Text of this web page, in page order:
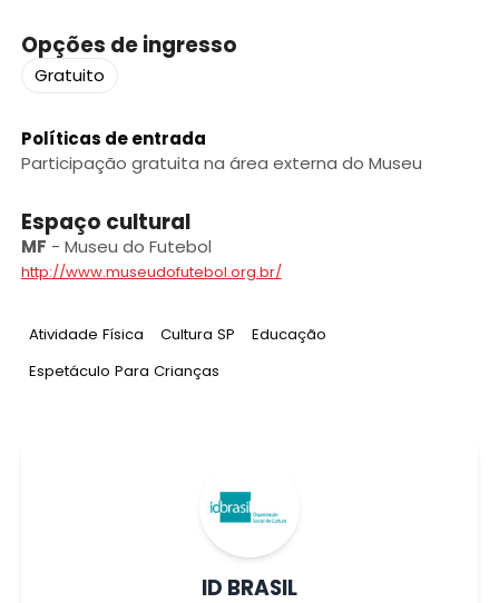
Opções de ingresso
Gratuito
Políticas de entrada
Participação gratuita na área externa do Museu
Espaço cultural
MF - Museu do Futebol
http://www.museudofutebol.org.br/
Tag:
Atividade Física Tag:
Cultura SP Tag:
Educação
Tag:
Espetáculo Para Crianças
ID BRASIL